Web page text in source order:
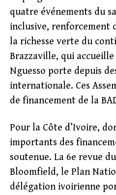
quatre événements du
inclusive, renforcement
la richesse verte du
Brazzaville, qui accueille
Nguesso porte depuis
internationale. Ces
de financement de la
Pour la Côte d’Ivoire,
importants des
soutenue. La 6e revue
Bloomfield, le Plan
délégation ivoirienne